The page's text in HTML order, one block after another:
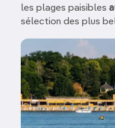
les plages paisibles
sélection des plus
Image